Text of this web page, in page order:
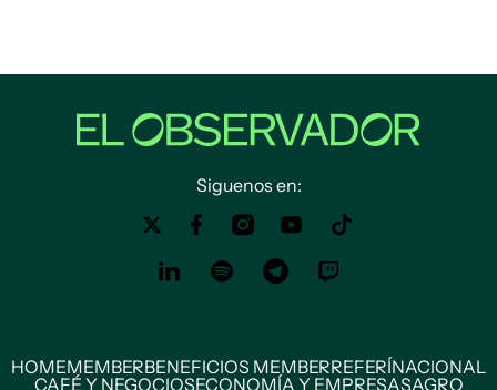
Siguenos en:
HOMEMEMBERBENEFICIOS MEMBERREFERÍNACIONAL
CAFÉ Y NEGOCIOSECONOMÍA Y EMPRESASAGRO